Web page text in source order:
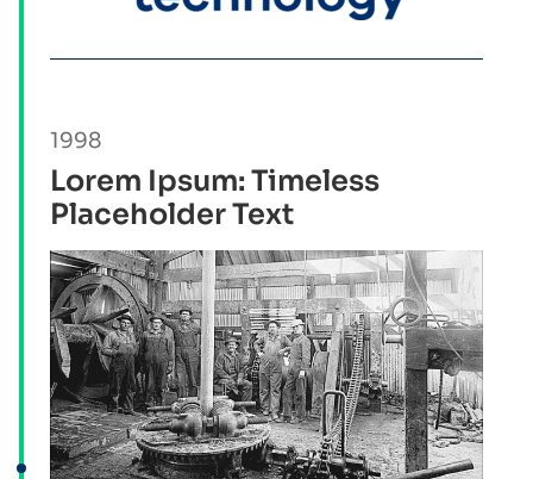
1998
Lorem Ipsum: Timeless
Placeholder Text